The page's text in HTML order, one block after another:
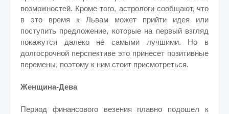
возможностей. Кроме того, астрологи сообщают, что
в это время к Львам может прийти идея или
поступить предложение, которые на первый взгляд
покажутся далеко не самыми лучшими. Но в
долгосрочной перспективе это принесет позитивные
перемены, поэтому к ним стоит присмотреться.
Женщина-Дева
Период финансового везения плавно подошел к